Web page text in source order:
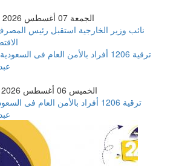
الجمعة 07 أغسطس 2026 03:56 صباحاً
نائب وزير الخارجية استقبل رئيس
الخميس 06 أغسطس 2026 11:27 مساءً
ترقية 1206 أفراد بالأمن العام فى